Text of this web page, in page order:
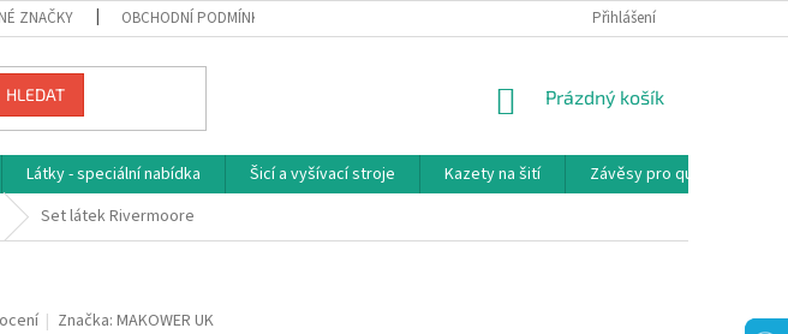
ZNAČKY OBCHODNÍ PODMÍNKY REKLAMAČNÍ PODMÍNKY
Přihlášení
HLEDAT
NÁKUPNÍ
Prázdný košík
Látky - speciální nabídka Šicí a vyšívací stroje Kazety na šití Závěsy pro quilty
Set látek Rivermoore
Značka:MAKOWER UK